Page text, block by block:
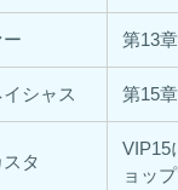
第13
シャス 第15
タ
VIP15
ョッ